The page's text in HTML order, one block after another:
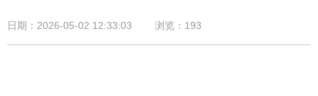
日期：2026-05-02 12:33:03 浏览： 193